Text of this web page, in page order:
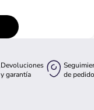
Devoluciones
y garantía
de pedido